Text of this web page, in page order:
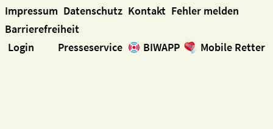
Impressum Datenschutz Kontakt Fehler melden
Barrierefreiheit
Login
Presseservice BIWAPP Mobile Retter